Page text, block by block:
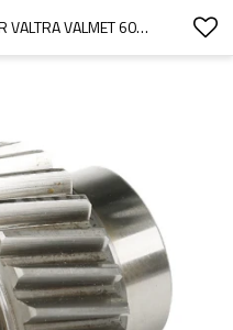
ENGRENAGEM PARA TRATOR VALTRA VALMET 600 A 900- BM85 A BM125I 836674533-PAIRGEARS